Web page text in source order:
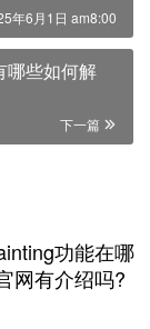
年6月1日 am8:00
哪些如何解
下一篇
功能在哪
网有介绍吗?